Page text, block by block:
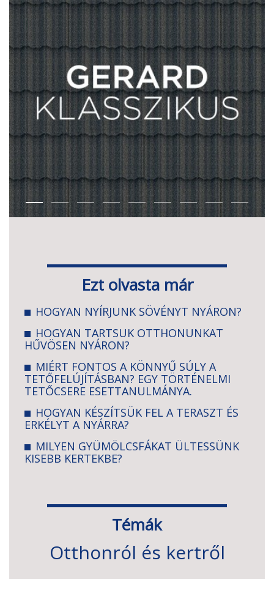
Ezt olvasta már
HOGYAN NYÍRJUNK SÖVÉNYT NYÁRON?
HOGYAN TARTSUK OTTHONUNKAT
HŰVÖSEN NYÁRON?
MIÉRT FONTOS A KÖNNYŰ SÚLY A
TETŐFELÚJÍTÁSBAN? EGY TÖRTÉNELMI
TETŐCSERE ESETTANULMÁNYA.
HOGYAN KÉSZÍTSÜK FEL A TERASZT ÉS
ERKÉLYT A NYÁRRA?
MILYEN GYÜMÖLCSFÁKAT ÜLTESSÜNK
KISEBB KERTEKBE?
Témák
Otthonról és kertről